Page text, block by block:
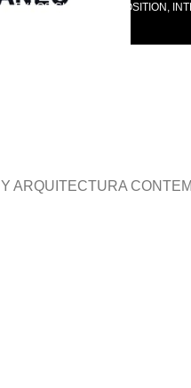
EXPOSICIONES / EXPOSITION ,
ARQUITECTURA